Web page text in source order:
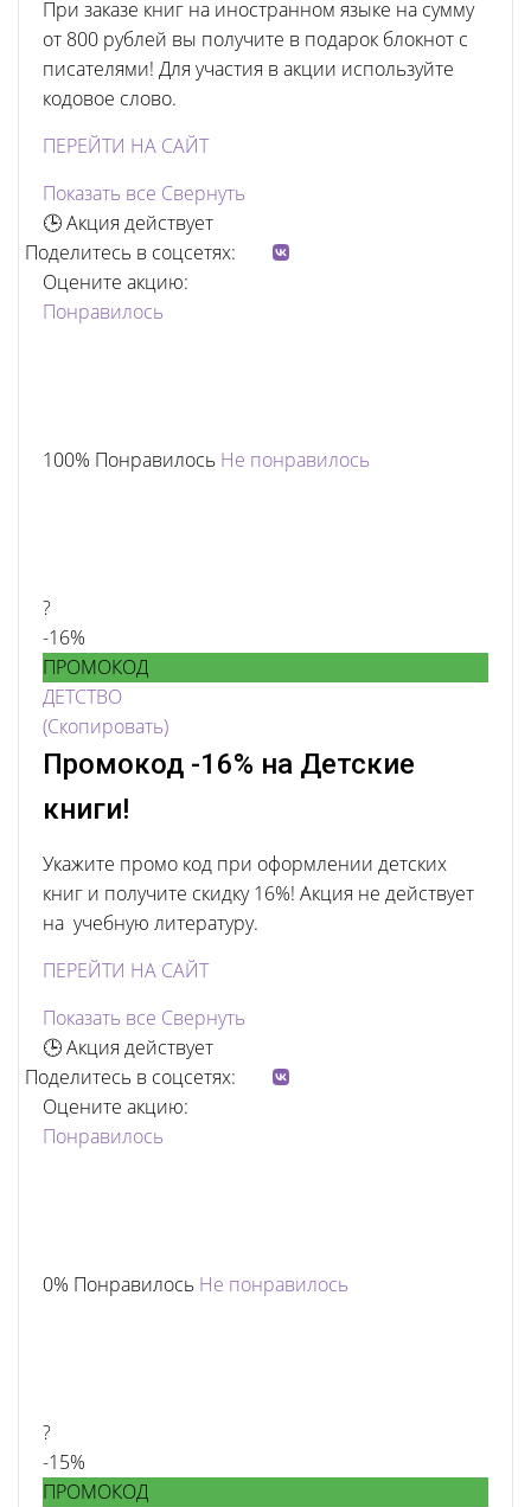
При заказе книг на иностранном языке на сумму
от 800 рублей вы получите в подарок блокнот с
писателями! Для участия в акции используйте
кодовое слово.
ПЕРЕЙТИ НА САЙТ
Показать все Свернуть
🕒 Акция действует
Поделитесь в соцсетях:
Оцените акцию:
Понравилось
100% Понравилось Не понравилось
?
-16%
ПРОМОКОД
ДЕТСТВО
(Скопировать)
Промокод -16% на Детские
книги!
Укажите промо код при оформлении детских
книг и получите скидку 16%! Акция не действует
на учебную литературу.
ПЕРЕЙТИ НА САЙТ
Показать все Свернуть
🕒 Акция действует
Поделитесь в соцсетях:
Оцените акцию:
Понравилось
0% Понравилось Не понравилось
?
-15%
ПРОМОКОД